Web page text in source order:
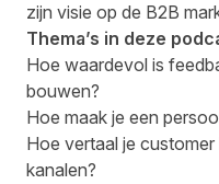
zijn visie op de B2B
Thema’s in deze
Hoe waardevol is
bouwen?
Hoe maak je een
Hoe vertaal je
kanalen?